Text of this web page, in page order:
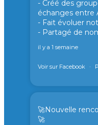
- Créé des
échanges entre
- Fait évoluer notre
- Partagé de
il y a 1 semaine
Voir sur Facebook ·
🚀Nouvelle
🚀